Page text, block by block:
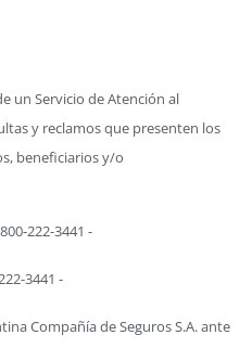
un Servicio de Atención al
y reclamos que presenten los
beneficiarios y/o
222-3441 -
3441 -
Compañía de Seguros S.A. ante